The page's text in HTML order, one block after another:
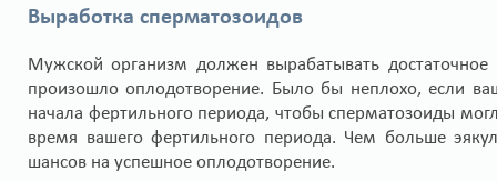
Выработка сперматозоидов
Мужской организм должен вырабатывать
произошло оплодотворение. Было бы неплохо, если
начала фертильного периода, чтобы сперматозоиды
время вашего фертильного периода. Чем больше
шансов на успешное оплодотворение.